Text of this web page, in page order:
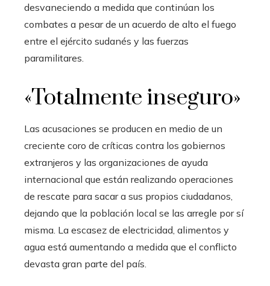
desvaneciendo a medida que continúan los
combates a pesar de un acuerdo de alto el fuego
entre el ejército sudanés y las fuerzas
paramilitares.
«Totalmente inseguro»
Las acusaciones se producen en medio de un
creciente coro de críticas contra los gobiernos
extranjeros y las organizaciones de ayuda
internacional que están realizando operaciones
de rescate para sacar a sus propios ciudadanos,
dejando que la población local se las arregle por sí
misma. La escasez de electricidad, alimentos y
agua está aumentando a medida que el conflicto
devasta gran parte del país.